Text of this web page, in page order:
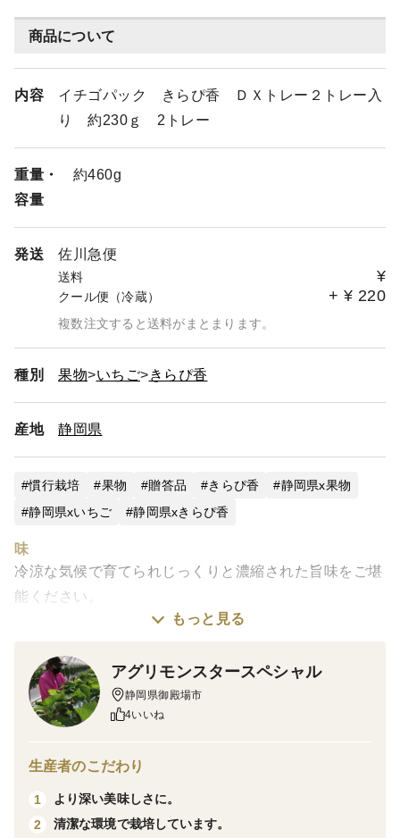
商品について
内容
イチゴパック きらぴ香 ＤＸトレー２トレー入
り 約230ｇ 2トレー
重量・
容量
約460g
発送 佐川急便
送料 ¥
クール便（冷蔵） + ¥ 220
複数注文すると送料がまとまります。
種別 果物 いちご きらぴ香
産地 静岡県
慣行栽培 果物 贈答品 きらぴ香
静岡県x果物
静岡県xいちご
静岡県xきらぴ香
味
冷涼な気候で育てられじっくりと濃縮された旨味をご堪
能ください。
ハウス内の温度を低めに設定することでイチゴをゆっく
りと育て、負担をかけずに味を凝縮させています。
また、IPM防除に取り組み、化学農薬を少しでも減らす
ハウスのある静岡県御殿場市は富士山の麓で標高約３０
もっと見る
アグリモンスタースペシャル
静岡県御殿場市
4いいね
生産者のこだわり
1
より深い美味しさに。
2
清潔な環境で栽培しています。